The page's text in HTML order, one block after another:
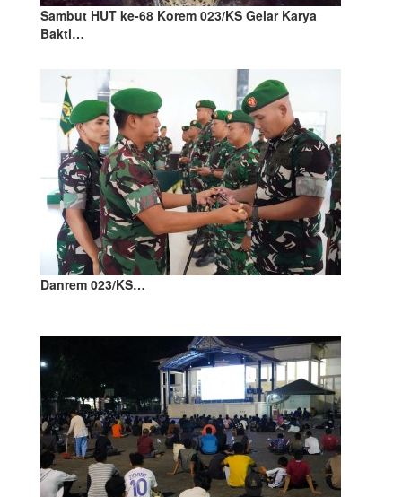
Sambut HUT ke-68 Korem 023/KS Gelar Karya
Bakti…
Danrem 023/KS…